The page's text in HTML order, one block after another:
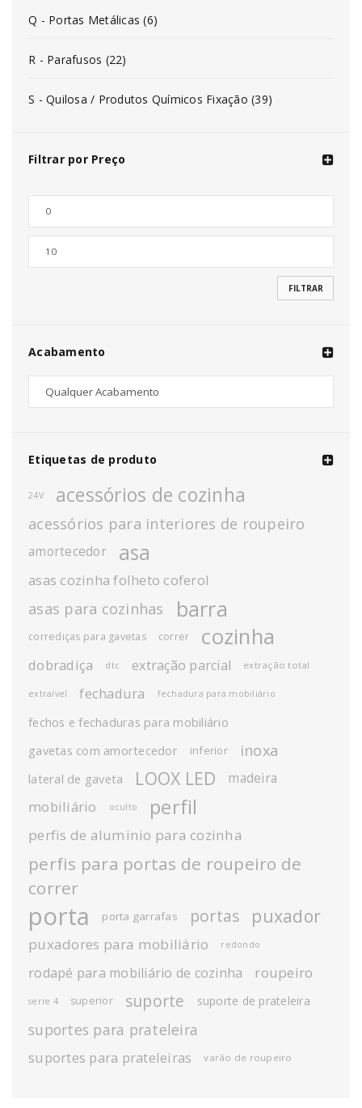
Q - Portas Metálicas (6)
R - Parafusos (22)
S - Quilosa / Produtos Químicos Fixação (39)
Filtrar por Preço
FILTRAR
Acabamento
Etiquetas de produto
24V acessórios de cozinha
acessórios para interiores de roupeiro
amortecedor asa
asas cozinha folheto coferol
asas para cozinhas barra
corrediças para gavetas correr cozinha
dobradiça dtc extração parcial extração total
extraível fechadura fechadura para mobiliário
fechos e fechaduras para mobiliário
gavetas com amortecedor
inferior inoxa
lateral de gaveta LOOX LED madeira
mobiliário oculto perfil
perfis de aluminio para cozinha
perfis para portas de roupeiro de
correr
porta porta garrafas portas puxador
puxadores para mobiliário redondo
rodapé para mobiliário de cozinha roupeiro
serie 4 superior suporte suporte de prateleira
suportes para prateleira
suportes para prateleiras varão de roupeiro